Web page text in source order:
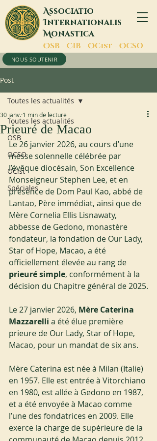
Associatio
Internationalis
Monastica
OSB - CIB - OCist - OCSO
NOUS SOUTENIR
Post
Toutes les actualités
OSB
OCSO
OCist
Spéciales
Toutes les actualités
Prieuré de Macao
30 janv. 1 min de lecture
Le 26 janvier 2026, au cours d’une
messe solennelle célébrée par
l’évêque diocésain, Son Excellence
Monseigneur Stephen Lee, et en
présence de Dom Paul Kao, abbé de
Lantao, Père immédiat, ainsi que de
Mère Cornelia Ellis Lisnawaty,
abbesse de Gedono, monastère
fondateur, la fondation de Our Lady,
Star of Hope, Macao, a été
officiellement élevée au rang de
prieuré simple, conformément à la
décision du Chapitre général de 2025.
Le 27 janvier 2026, Mère Caterina
Mazzarelli a été élue première
prieure de Our Lady, Star of Hope,
Macao, pour un mandat de six ans.
Mère Caterina est née à Milan (Italie)
en 1957. Elle est entrée à Vitorchiano
en 1980, est allée à Gedono en 1987,
et a été envoyée à Macao comme
l’une des fondatrices en 2009. Elle
exerce la charge de supérieure de la